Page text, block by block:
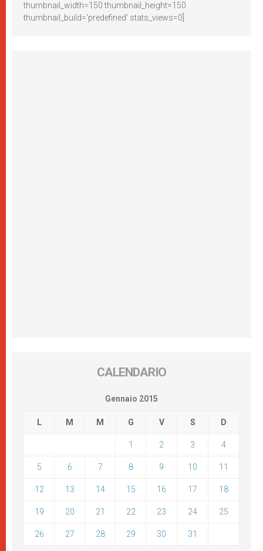
thumbnail_width=150 thumbnail_height=150
thumbnail_build='predefined' stats_views=0]
CALENDARIO
Gennaio 2015
L M M G V S D
1 2 3 4
5 6 7 8 9 10 11
12 13 14 15 16 17 18
19 20 21 22 23 24 25
26 27 28 29 30 31